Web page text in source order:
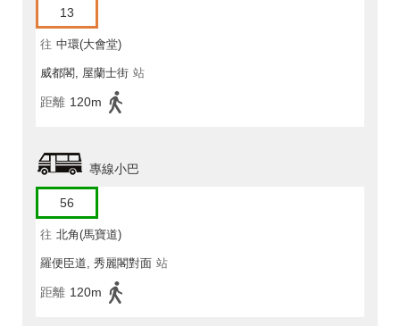
13
往 中環(大會堂)
威都閣, 屋蘭士街 站
距離 120m
專線小巴
56
往 北角(馬寶道)
羅便臣道, 秀麗閣對面 站
距離 120m